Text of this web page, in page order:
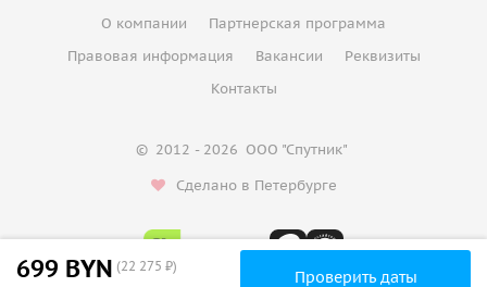
699 BYN (22 275 ₽)
Проверить даты
О компании
Партнерская программа
Правовая информация
Вакансии
Реквизиты
Контакты
© 2012 - 2026 ООО "Спутник"
Сделано в Петербурге